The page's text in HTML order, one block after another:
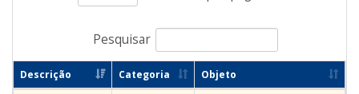
Pesquisar
Descrição Categoria Objeto